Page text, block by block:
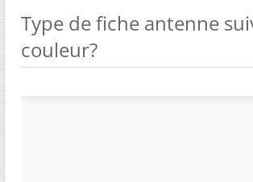
Type de fiche antenne
couleur?